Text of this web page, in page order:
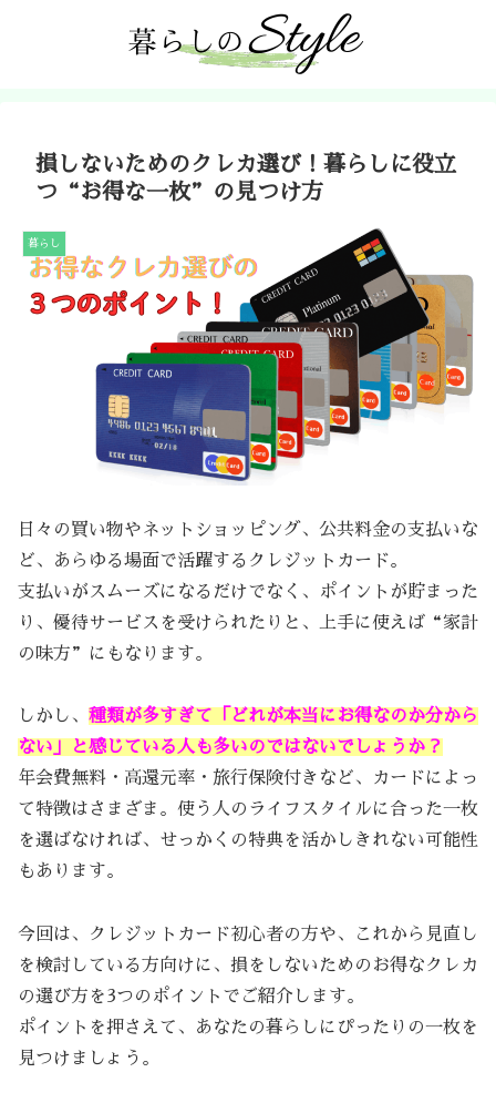
損しないためのクレカ選び！暮らしに役立
つ“お得な一枚”の見つけ方
暮らし
日々の買い物やネットショッピング、公共料金の支払いな
ど、あらゆる場面で活躍するクレジットカード。
支払いがスムーズになるだけでなく、ポイントが貯まった
り、優待サービスを受けられたりと、上手に使えば“家計
の味方”にもなります。
しかし、 種類が多すぎて「どれが本当にお得なのか分から
ない」と感じている人も多いのではないでしょうか？
年会費無料・高還元率・旅行保険付きなど、カードによっ
て特徴はさまざま。使う人のライフスタイルに合った一枚
を選ばなければ、せっかくの特典を活かしきれない可能性
もあります。
今回は、クレジットカード初心者の方や、これから見直し
を検討している方向けに、損をしないためのお得なクレカ
の選び方を3つのポイントでご紹介します。
ポイントを押さえて、あなたの暮らしにぴったりの一枚を
見つけましょう。